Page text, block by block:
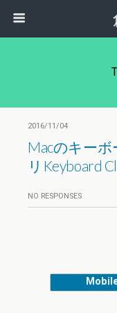
2016/11/04
Macのキー
リKeyboard
NO RESPONSES